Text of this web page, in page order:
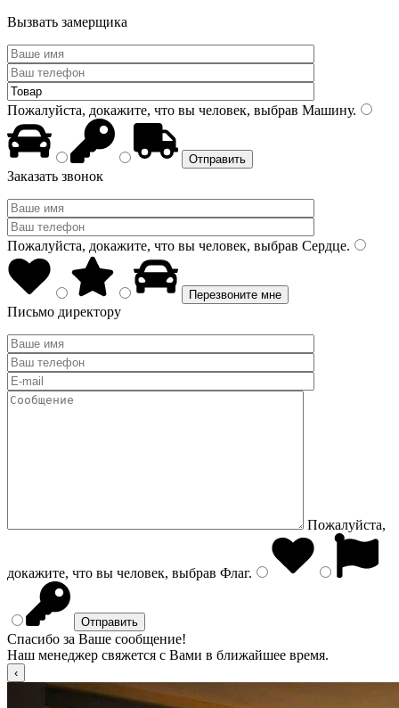
Вызвать замерщика
Пожалуйста, докажите, что вы человек, выбрав Машину.
Заказать звонок
Пожалуйста, докажите, что вы человек, выбрав Сердце.
Письмо директору
Пожалуйста,
докажите, что вы человек, выбрав Флаг.
Спасибо за Ваше сообщение!
Наш менеджер свяжется с Вами в ближайшее время.